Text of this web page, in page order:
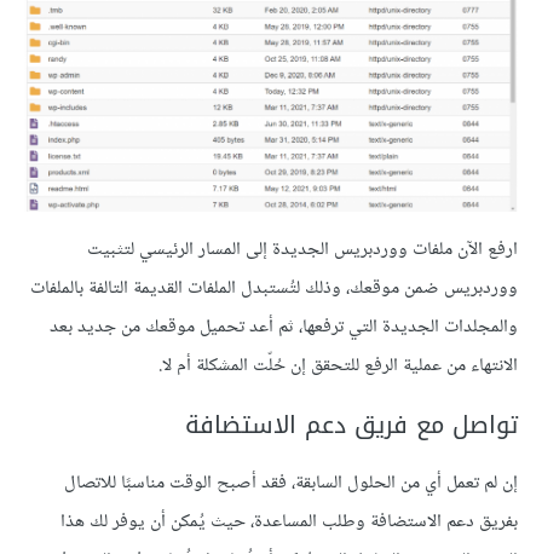
ارفع الآن ملفات ووردبريس الجديدة إلى المسار الرئيسي لتثبيت
ووردبريس ضمن موقعك، وذلك لتُستبدل الملفات القديمة التالفة بالملفات
والمجلدات الجديدة التي ترفعها، ثم أعد تحميل موقعك من جديد بعد
الانتهاء من عملية الرفع للتحقق إن حُلّت المشكلة أم لا.
تواصل مع فريق دعم الاستضافة
إن لم تعمل أي من الحلول السابقة، فقد أصبح الوقت مناسبًا للاتصال
بفريق دعم الاستضافة وطلب المساعدة، حيث يُمكن أن يوفر لك هذا